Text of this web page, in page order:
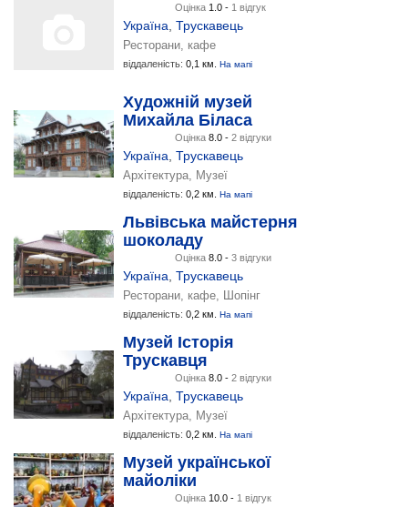
Оцінка 1.0 - 1 відгук
Україна Трускавець
Ресторани, кафе
віддаленість: 0,1 км. На мапі
Художній музей
Михайла Біласа
Оцінка 8.0 - 2 відгуки
Україна Трускавець
Архітектура, Музеї
віддаленість: 0,2 км. На мапі
Львівська майстерня
шоколаду
Оцінка 8.0 - 3 відгуки
Україна Трускавець
Ресторани, кафе, Шопінг
віддаленість: 0,2 км. На мапі
Музей Історія
Трускавця
Оцінка 8.0 - 2 відгуки
Україна Трускавець
Архітектура, Музеї
віддаленість: 0,2 км. На мапі
Музей української
майоліки
Оцінка 10.0 - 1 відгук